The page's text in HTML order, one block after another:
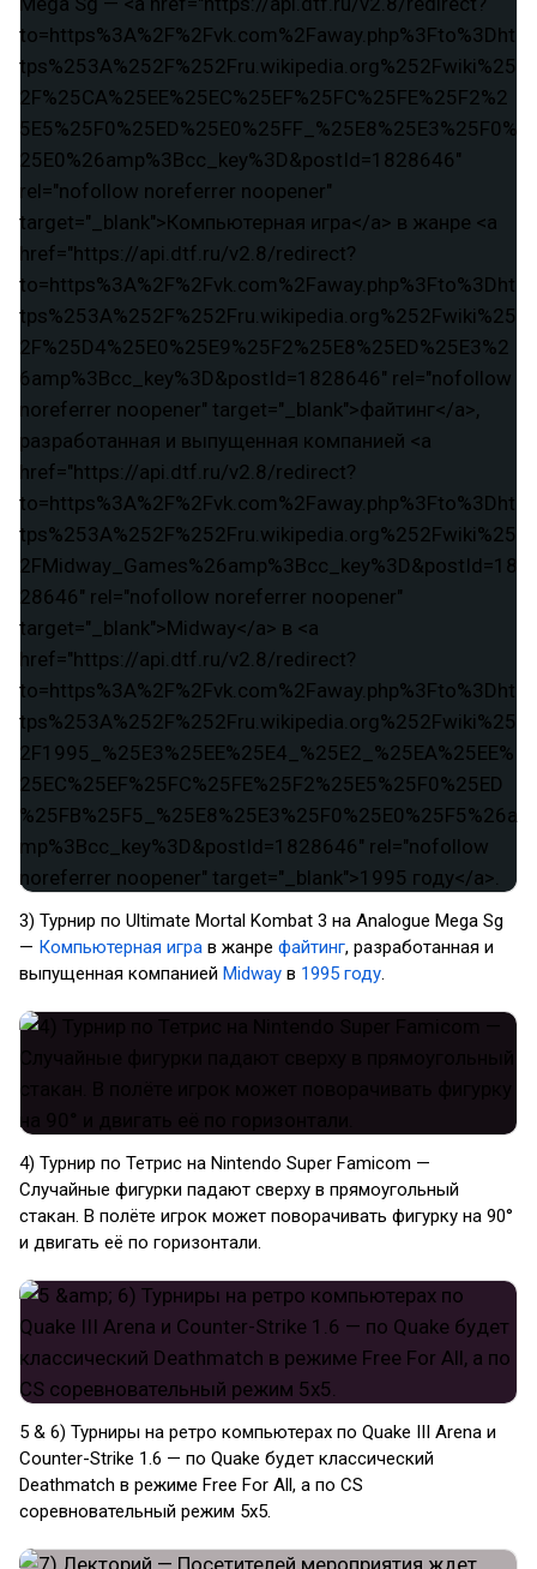
3) Турнир по Ultimate Mortal Kombat 3 на Analogue Mega Sg
— Компьютерная игра в жанре файтинг, разработанная и
выпущенная компанией Midway в 1995 году.
4) Турнир по Тетрис на Nintendo Super Famicom —
Случайные фигурки падают сверху в прямоугольный
стакан. В полёте игрок может поворачивать фигурку на 90°
и двигать её по горизонтали.
5 & 6) Турниры на ретро компьютерах по Quake III Arena и
Counter-Strike 1.6 — по Quake будет классический
Deathmatch в режиме Free For All, а по CS
соревновательный режим 5х5.